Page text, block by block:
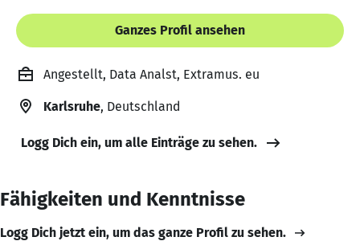
Ganzes Profil ansehen
Angestellt, Data Analst, Extramus. eu
Karlsruhe, Deutschland
Logg Dich ein, um alle Einträge zu sehen.
Fähigkeiten und Kenntnisse
Logg Dich jetzt ein, um das ganze Profil zu sehen.